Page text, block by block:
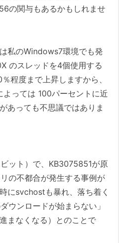
の関与もあるかもしれませ
私のWindows7環境でも発
のスレッドを4個使用する
程度まで上昇しますから、
っては 100パーセントに近
あっても不思議ではありま
ット）で、KB3075851が原
の不都合が発生する事例が
にsvchostも暴れ、落ち着く
ウンロードが始まらない」
まなくなる）とのことで